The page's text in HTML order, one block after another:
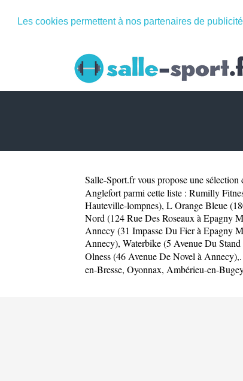
Les cookies permettent à nos partenaires de
Salle-Sport.frvous propose une sélection
Anglefort parmi cette liste : Rumilly
Hauteville-lompnes), L Orange Bleue
Nord (124 Rue Des Roseaux à Epagny
Annecy (31 Impasse Du Fier à Epagny
Annecy), Waterbike (5 Avenue Du
Olness (46 Avenue De Novel à Annecy)
en-Bresse, Oyonnax, Ambérieu-en-